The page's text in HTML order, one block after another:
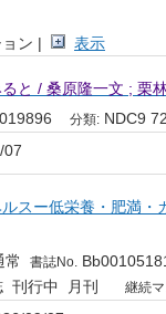
ン |
表示
と / 桑原隆一文 ; 栗
分類: NDC9
07
ルスー低栄養・肥満
常
書誌No.
刊行中 月刊
継続